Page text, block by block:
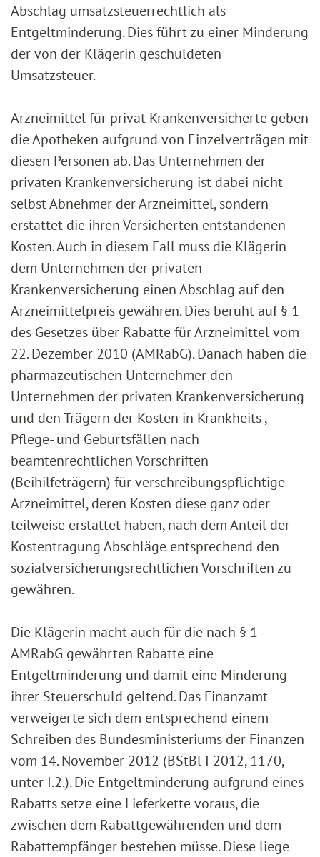
Abschlag umsatzsteuerrechtlich als
Entgeltminderung. Dies führt zu einer Minderung
der von der Klägerin geschuldeten
Umsatzsteuer.
Arzneimittel für privat Krankenversicherte geben
die Apotheken aufgrund von Einzelverträgen mit
diesen Personen ab. Das Unternehmen der
privaten Krankenversicherung ist dabei nicht
selbst Abnehmer der Arzneimittel, sondern
erstattet die ihren Versicherten entstandenen
Kosten. Auch in diesem Fall muss die Klägerin
dem Unternehmen der privaten
Krankenversicherung einen Abschlag auf den
Arzneimittelpreis gewähren. Dies beruht auf § 1
des Gesetzes über Rabatte für Arzneimittel vom
22. Dezember 2010 (AMRabG). Danach haben die
pharmazeutischen Unternehmer den
Unternehmen der privaten Krankenversicherung
und den Trägern der Kosten in Krankheits-,
Pflege- und Geburtsfällen nach
beamtenrechtlichen Vorschriften
(Beihilfeträgern) für verschreibungspflichtige
Arzneimittel, deren Kosten diese ganz oder
teilweise erstattet haben, nach dem Anteil der
Kostentragung Abschläge entsprechend den
sozialversicherungsrechtlichen Vorschriften zu
gewähren.
Die Klägerin macht auch für die nach § 1
AMRabG gewährten Rabatte eine
Entgeltminderung und damit eine Minderung
ihrer Steuerschuld geltend. Das Finanzamt
verweigerte sich dem entsprechend einem
Schreiben des Bundesministeriums der Finanzen
vom 14. November 2012 (BStBl I 2012, 1170,
unter I.2.). Die Entgeltminderung aufgrund eines
Rabatts setze eine Lieferkette voraus, die
zwischen dem Rabattgewährenden und dem
Rabattempfänger bestehen müsse. Diese liege